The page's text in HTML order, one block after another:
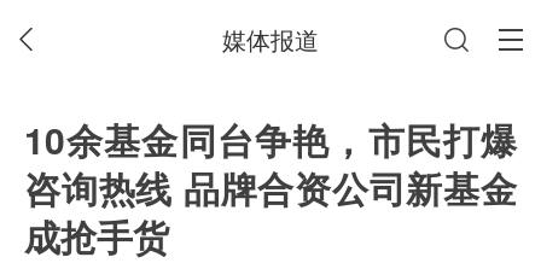
媒体报道
10余基金同台争艳，市民打爆
咨询热线 品牌合资公司新基金
成抢手货